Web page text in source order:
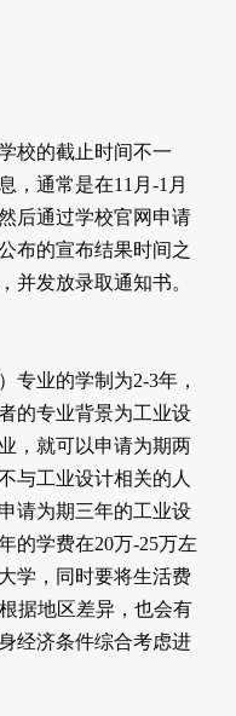
校的截止时间不一
，通常是在11月-1月
后通过学校官网申请
布的宣布结果时间之
并发放录取通知书。
专业的学制为2-3年，
的专业背景为工业设
，就可以申请为期两
与工业设计相关的人
请为期三年的工业设
的学费在20万-25万左
学，同时要将生活费
据地区差异，也会有
经济条件综合考虑进